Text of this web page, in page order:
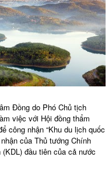
Đồng do Phó Chủ tịch
việc với Hội đồng thẩm
công nhận “Khu du lịch quốc
của Thủ tướng Chính
đầu tiên của cả nước